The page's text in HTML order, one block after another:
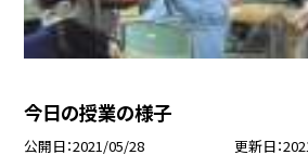
今日の授業の様子
公開日 2021/05/28 更新日